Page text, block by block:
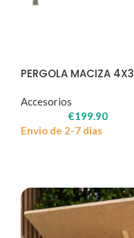
PERGOLA MACIZA 4X3
Accesorios
€199.90
Envio de 2-7 dias